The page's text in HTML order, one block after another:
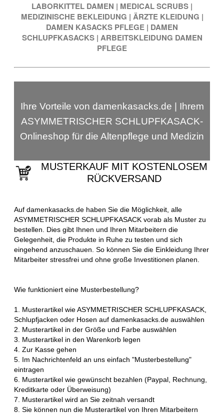
LABORKITTEL DAMEN | MEDICAL SCRUBS |
MEDIZINISCHE BEKLEIDUNG | ÄRZTE KLEIDUNG |
DAMEN KASACKS PFLEGE | DAMEN
SCHLUPFKASACKS | ARBEITSKLEIDUNG DAMEN
PFLEGE
Ihre Vorteile von damenkasacks.de | Ihrem
ASYMMETRISCHER SCHLUPFKASACK-
Onlineshop für die Altenpflege und Medizin
MUSTERKAUF MIT KOSTENLOSEM
RÜCKVERSAND
Auf damenkasacks.de haben Sie die Möglichkeit, alle
ASYMMETRISCHER SCHLUPFKASACK vorab als Muster zu
bestellen. Dies gibt Ihnen und Ihren Mitarbeitern die
Gelegenheit, die Produkte in Ruhe zu testen und sich
eingehend anzuschauen. So können Sie die Einkleidung Ihrer
Mitarbeiter stressfrei und ohne große Investitionen planen.
Wie funktioniert eine Musterbestellung?
1. Musterartikel wie ASYMMETRISCHER SCHLUPFKASACK,
Schlupfjacken oder Hosen auf damenkasacks.de auswählen
2. Musterartikel in der Größe und Farbe auswählen
3. Musterartikel in den Warenkorb legen
4. Zur Kasse gehen
5. Im Nachrichtenfeld an uns einfach "Musterbestellung"
eintragen
6. Musterartikel wie gewünscht bezahlen (Paypal, Rechnung,
Kreditkarte oder Überweisung)
7. Musterartikel wird an Sie zeitnah versandt
8. Sie können nun die Musterartikel von Ihren Mitarbeitern